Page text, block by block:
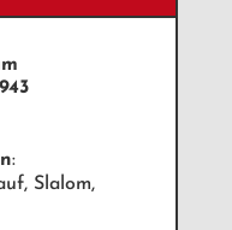
:
Slalom,